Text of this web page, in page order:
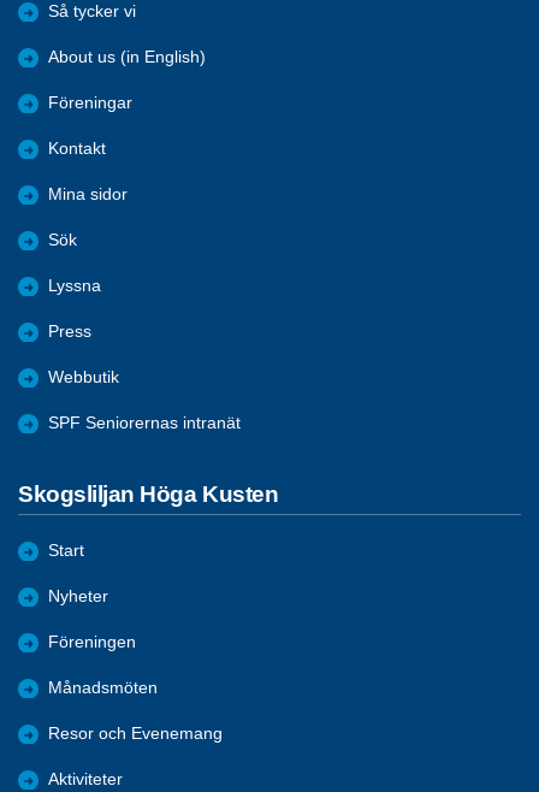
Så tycker vi
About us (in English)
Föreningar
Kontakt
Mina sidor
Sök
Lyssna
Press
Webbutik
SPF Seniorernas intranät
Skogsliljan Höga Kusten
Start
Nyheter
Föreningen
Månadsmöten
Resor och Evenemang
Aktiviteter